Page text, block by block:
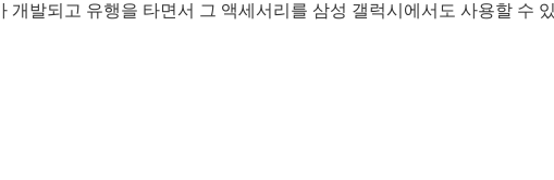
발되고 유행을 타면서 그 액세서리를 삼성 갤럭시에서도 사용할 수